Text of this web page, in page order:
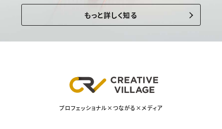
もっと詳しく知る
プロフェッショナル×つながる×メディア